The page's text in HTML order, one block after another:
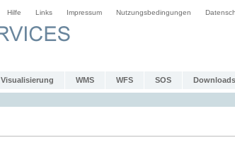
Hilfe Links Impressum Nutzungsbedingungen
Visualisierung WMS WFS SOS Downloads